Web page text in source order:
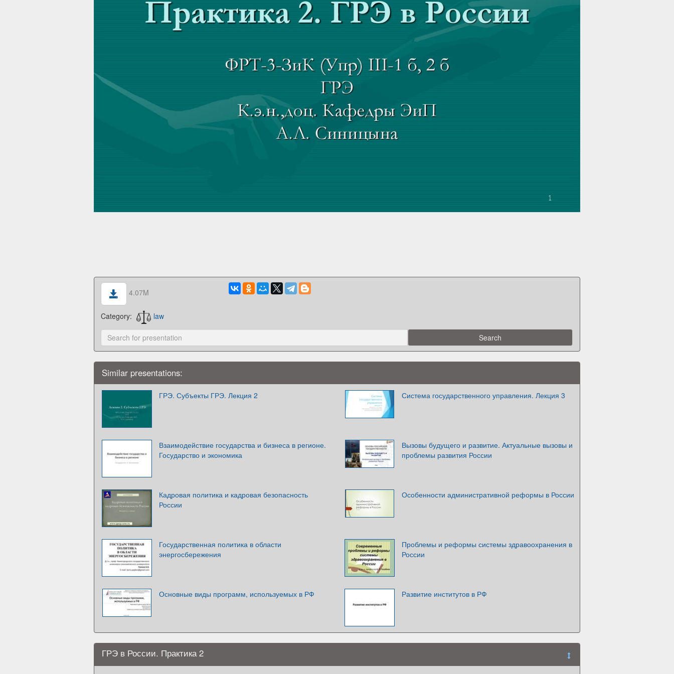
4.07M
Category: law
Similar presentations:
ГРЭ. Субъекты ГРЭ. Лекция 2 Система государственного управления. Лекция 3
Взаимодействие государства и бизнеса в регионе.
Государство и экономика
Вызовы будущего и развитие. Актуальные вызовы и
проблемы развития России
Кадровая политика и кадровая безопасность
России
Особенности административной реформы в России
Государственная политика в области
энергосбережения
Проблемы и реформы системы здравоохранения в
России
Основные виды программ, используемых в РФ Развитие институтов в РФ
ГРЭ в России. Практика 2